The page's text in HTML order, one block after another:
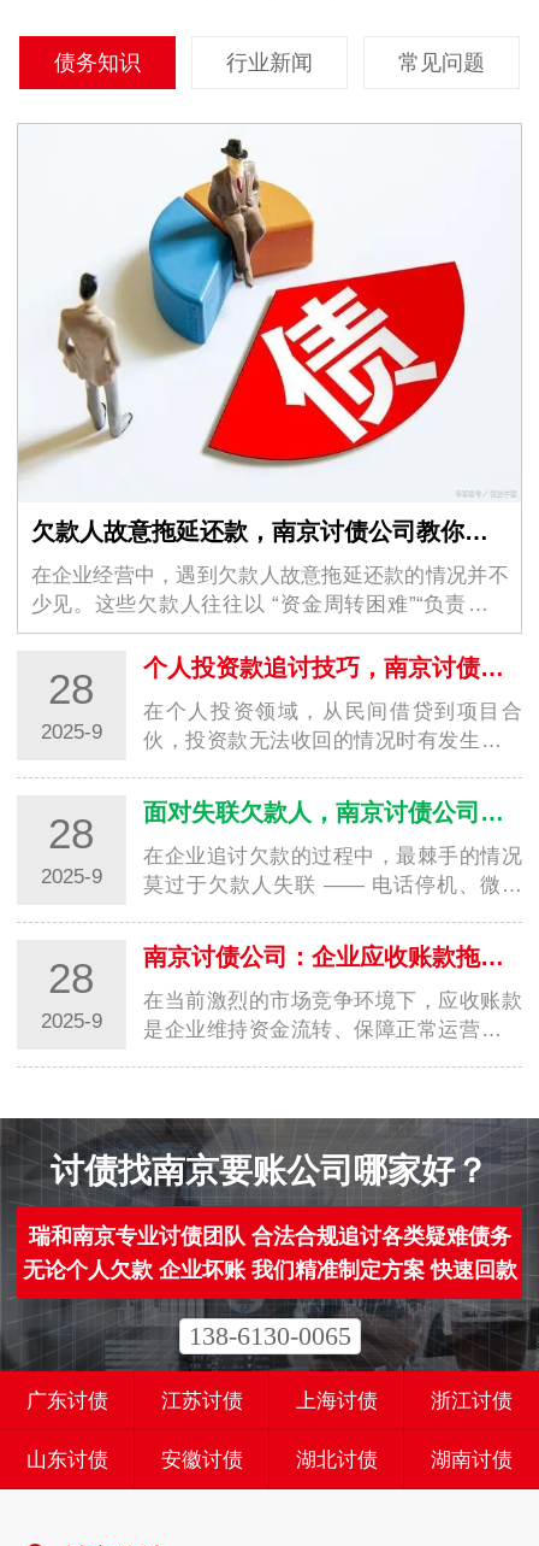
债务知识 行业新闻 常见问题
欠款人故意拖延还款，南京讨债公司教你快速推进
在企业经营中，遇到欠款人故意拖延还款的情况并不
少见。这些欠款人往往以 “资金周转困难”“负责人不
在” 等理由反复推诿，导致企业的应收账款长期无法
收回，不仅占用大量流动资金，还可能打乱企业的…
28
2025-9
个人投资款追讨技巧，南京讨债公司帮你降低损失
在个人投资领域，从民间借贷到项目合
伙，投资款无法收回的情况时有发生。不
联时，往往因缺乏专业追讨经验、证据留
存不足，陷入 “维权无门” 的困境，导致自
身财…
28
2025-9
面对失联欠款人，南京讨债公司有哪些合法查找方法？
在企业追讨欠款的过程中，最棘手的情况
莫过于欠款人失联 —— 电话停机、微信
为泡影，企业不仅面临资金损失，还因
“找不到人” 陷入追讨僵局。此时，专业的
南京…
28
2025-9
南京讨债公司：企业应收账款拖欠，如何高效追回？
在当前激烈的市场竞争环境下，应收账款
是企业维持资金流转、保障正常运营的重
仅影响企业的现金流，还可能导致企业陷
入经营…
讨债找南京要账公司哪家好？
瑞和南京专业讨债团队 合法合规追讨各类疑难债务
无论个人欠款 企业坏账 我们精准制定方案 快速回款
138-6130-0065
广东讨债 江苏讨债 上海讨债 浙江讨债
山东讨债 安徽讨债 湖北讨债 湖南讨债